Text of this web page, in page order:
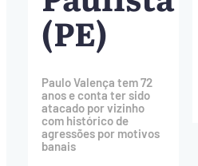
(PE)
Paulo Valença tem 72
anos e conta ter sido
atacado por vizinho
com histórico de
agressões por motivos
banais